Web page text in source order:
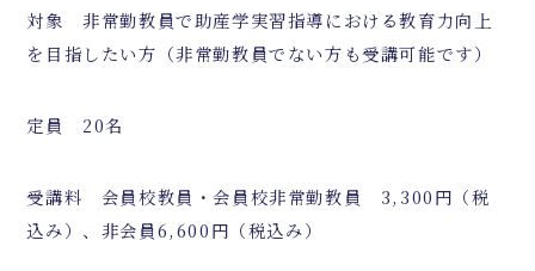
対象 非常勤教員で助産学実習指導における教育力向上
を目指したい方（非常勤教員でない方も受講可能です）
定員 20名
受講料 会員校教員・会員校非常勤教員 3,300円（税
込み）、非会員6,600円（税込み）